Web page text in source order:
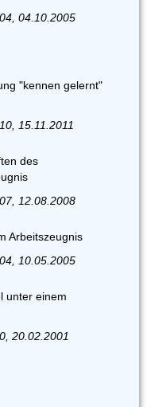
04.10.2005
"kennen gelernt"
15.11.2011
des
12.08.2008
Arbeitszeugnis
10.05.2005
unter einem
20.02.2001